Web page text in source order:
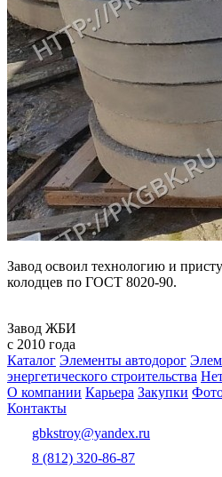
Завод освоил технологию и
колодцев по ГОСТ 8020-90.
Завод ЖБИ
с 2010 года
Каталог Элементы автодорог
энергетического строительства
О компании Карьера Закупки
Контакты
gbkstroy@yandex.ru
8 (812) 320-86-87